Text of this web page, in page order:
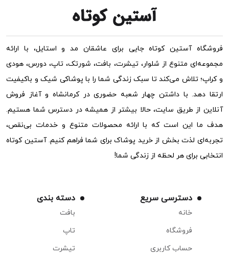
فروشگاه آستین کوتاه جایی برای عاشقان مد و استایل، با ارائه
مجموعه‌ای متنوع از شلوار، تیشرت، بافت، شورتک، تاپ، دورس، هودی
و کراپ؛ تلاش می‌کند تا سبک زندگی شما را با پوشاکی شیک و باکیفیت
ارتقا دهد. با داشتن چهار شعبه حضوری در کرمانشاه و آغاز فروش
آنلاین از طریق سایت، حالا بیشتر از همیشه در دسترس شما هستیم.
هدف ما این است که با ارائه محصولات متنوع و خدمات بی‌نقص،
تجربه‌ای لذت بخش از خرید پوشاک برای شما فراهم کنیم. آستین کوتاه
انتخابی برای هر لحظه از زندگی شما!
دسترسی سریع
خانه
فروشگاه
حساب کاربری
دسته بندی
بافت
تاپ
تیشرت